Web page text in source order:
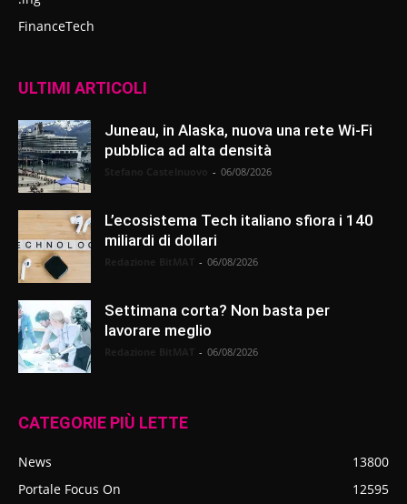
FinanceTech
ULTIMI ARTICOLI
Juneau, in Alaska, nuova una rete Wi-Fi
pubblica ad alta densità
- 06/08/2026
L’ecosistema Tech italiano sfiora i 140
miliardi di dollari
- 06/08/2026
Settimana corta? Non basta per
lavorare meglio
- 06/08/2026
CATEGORIE PIÙ LETTE
News
13800
Portale Focus On
12595